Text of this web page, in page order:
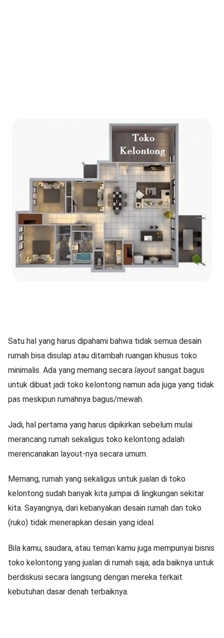
Satu hal yang harus dipahami bahwa tidak semua desain
rumah bisa disulap atau ditambah ruangan khusus toko
minimalis. Ada yang memang secara layout sangat bagus
untuk dibuat jadi toko kelontong namun ada juga yang tidak
pas meskipun rumahnya bagus/mewah.
Jadi, hal pertama yang harus dipikirkan sebelum mulai
merancang rumah sekaligus toko kelontong adalah
merencanakan layout-nya secara umum.
Memang, rumah yang sekaligus untuk jualan di toko
kelontong sudah banyak kita jumpai di lingkungan sekitar
kita. Sayangnya, dari kebanyakan desain rumah dan toko
(ruko) tidak menerapkan desain yang ideal.
Bila kamu, saudara, atau teman kamu juga mempunyai bisnis
toko kelontong yang jualan di rumah saja, ada baiknya untuk
berdiskusi secara langsung dengan mereka terkait
kebutuhan dasar denah terbaiknya.